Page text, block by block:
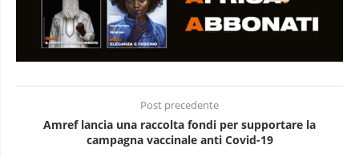
Post precedente
Amref lancia una raccolta fondi per supportare la
campagna vaccinale anti Covid-19